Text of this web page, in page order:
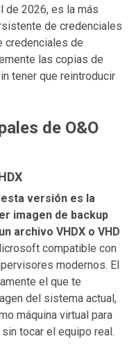
de 2026, es la más
de credenciales
credenciales de
las copias de
tener que reintroducir
de O&O
versión es la
imagen de backup
archivo VHDX o VHD
compatible con
modernos. El
el que te
del sistema actual,
máquina virtual para
tocar el equipo real.